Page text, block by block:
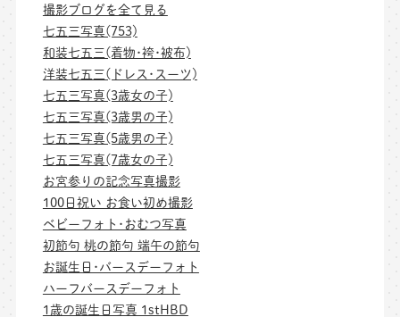
撮影ブログを全て見る
七五三写真(753)
和装七五三(着物･袴･被布)
洋装七五三(ドレス･スーツ)
七五三写真(3歳女の子)
七五三写真(3歳男の子)
七五三写真(5歳男の子)
七五三写真(7歳女の子)
お宮参りの記念写真撮影
100日祝い お食い初め撮影
ベビーフォト･おむつ写真
初節句 桃の節句 端午の節句
お誕生日･バースデーフォト
ハーフバースデーフォト
1歳の誕生日写真 1stHBD